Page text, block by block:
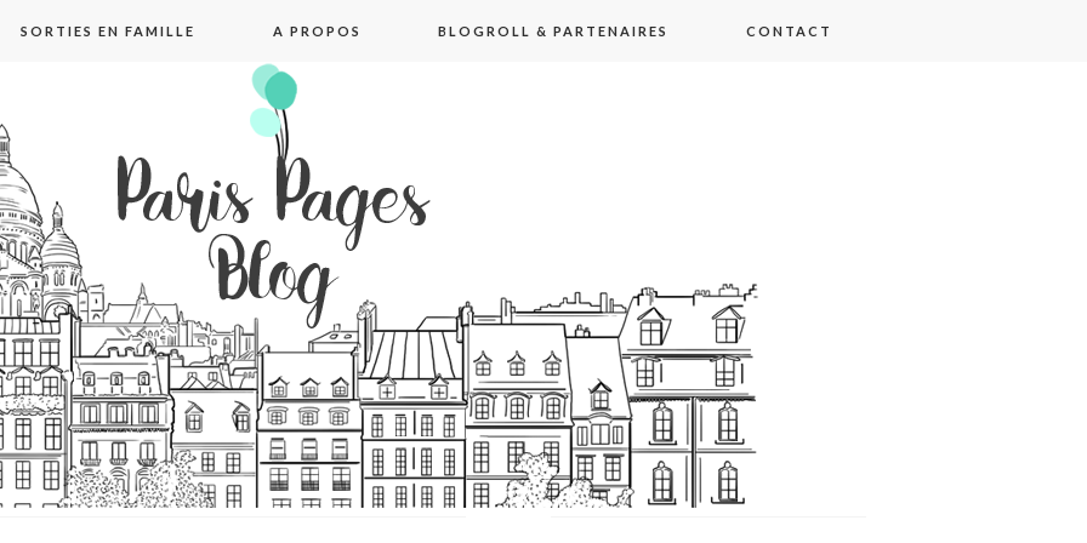
SORTIES EN FAMILLE A PROPOS BLOGROLL & PARTENAIRES CONTACT
blog